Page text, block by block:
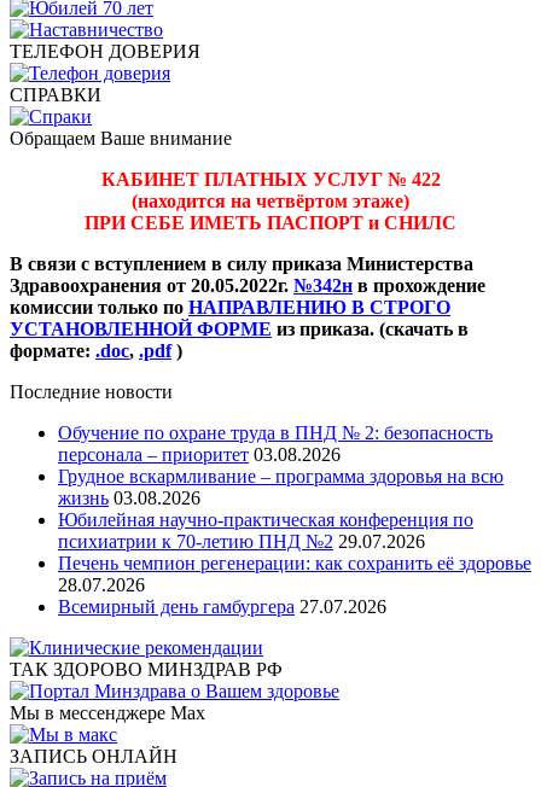
ТЕЛЕФОН ДОВЕРИЯ
СПРАВКИ
Обращаем Ваше внимание
КАБИНЕТ ПЛАТНЫХ УСЛУГ № 422
(находится на четвёртом этаже)
ПРИ СЕБЕ ИМЕТЬ ПАСПОРТ и СНИЛС
В связи с вступлением в силу приказа Министерства
Здравоохранения от 20.05.2022г. №342н в прохождение
комиссии только по НАПРАВЛЕНИЮ В СТРОГО
УСТАНОВЛЕННОЙ ФОРМЕ из приказа. (скачать в
формате: .doc, .pdf)
Последние новости
Обучение по охране труда в ПНД № 2: безопасность
персонала – приоритет 03.08.2026
Грудное вскармливание – программа здоровья на всю
жизнь 03.08.2026
Юбилейная научно-практическая конференция по
психиатрии к 70-летию ПНД №2 29.07.2026
Печень чемпион регенерации: как сохранить её здоровье
28.07.2026
Всемирный день гамбургера 27.07.2026
ТАК ЗДОРОВО МИНЗДРАВ РФ
Мы в мессенджере Max
ЗАПИСЬ ОНЛАЙН